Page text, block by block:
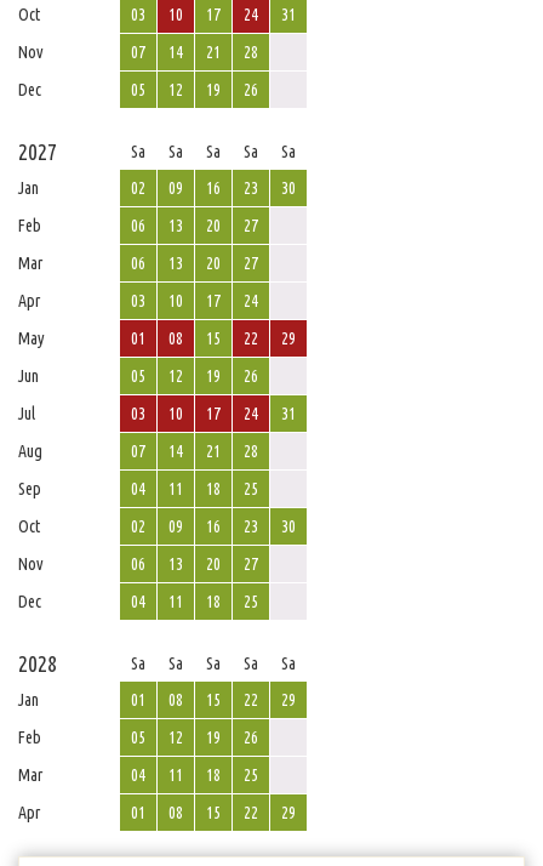
Oct
03 10 17 24
31
Nov
07 14 21
28
Dec
05 12 19 26
2027 Sa Sa Sa Sa
Sa
Jan
02 09 16 23
30
Feb
06 13 20
27
Mar
06 13 20
27
Apr
03 10 17
24
May
01 08 15 22
29
Jun
05 12 19
26
Jul
03 10 17 24
31
Aug
07 14 21
28
Sep
04 11 18
25
Oct
02 09 16 23
30
Nov
06 13 20
27
Dec
04 11 18 25
2028 Sa Sa Sa Sa
Sa
Jan
01 08 15 22
29
Feb
05 12 19
26
Mar
04 11 18
25
Apr
01 08 15 22 29